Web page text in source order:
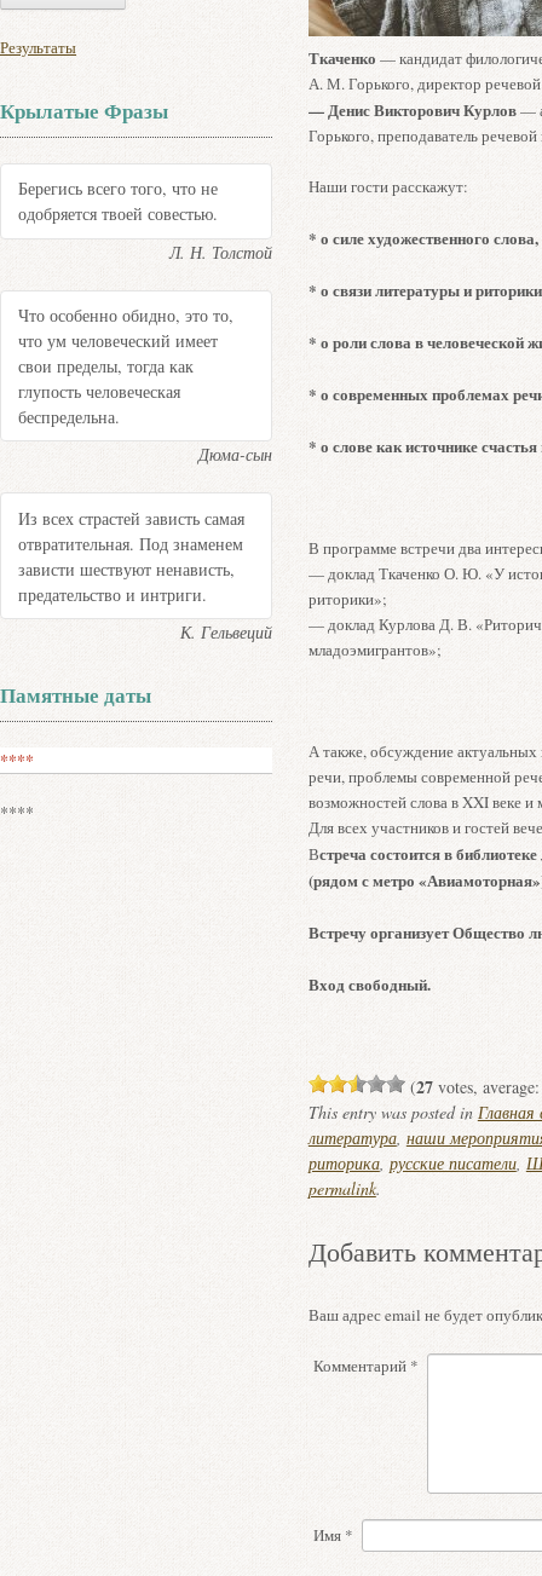
Ткаченко — кандидат
А. М. Горького, директор
— Денис Викторович Курлов—
Горького, преподаватель
Наши гости расскажут:
* о силе художественного слова,
* о связи литературы и
* о роли слова в человеческой
* о современных проблемах
* о слове как источнике
В программе встречи два
— доклад Ткаченко О. Ю. «У
риторики»;
— доклад Курлова Д. В.
младоэмигрантов»;
А также, обсуждение актуальных
речи, проблемы современной
возможностей слова в XXI веке и
Для всех участников и гостей
Встреча состоится в
(рядом с метро
Встречу организует Общество
Вход свободный.
(27votes,
This entry was posted in
литература, наши
риторика, русские писатели,
permalink.
Добавить
Ваш адрес email не будет
Комментарий *
Имя *
Результаты
Крылатые Фразы
Берегись всего того, что не
одобряется твоей совестью.
Л. Н. Толстой
Что особенно обидно, это то,
что ум человеческий имеет
свои пределы, тогда как
глупость человеческая
беспредельна.
Дюма-сын
Из всех страстей зависть самая
отвратительная. Под знаменем
зависти шествуют ненависть,
предательство и интриги.
К. Гельвеций
Памятные даты
****
****